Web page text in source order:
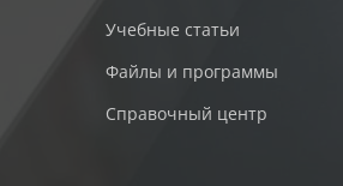
Учебные статьи
Файлы и программы
Справочный центр